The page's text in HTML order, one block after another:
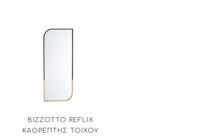
BIZZOTTO REFLIX
ΚΑΘΡΕΠΤΗΣ ΤΟΙΧΟΥ